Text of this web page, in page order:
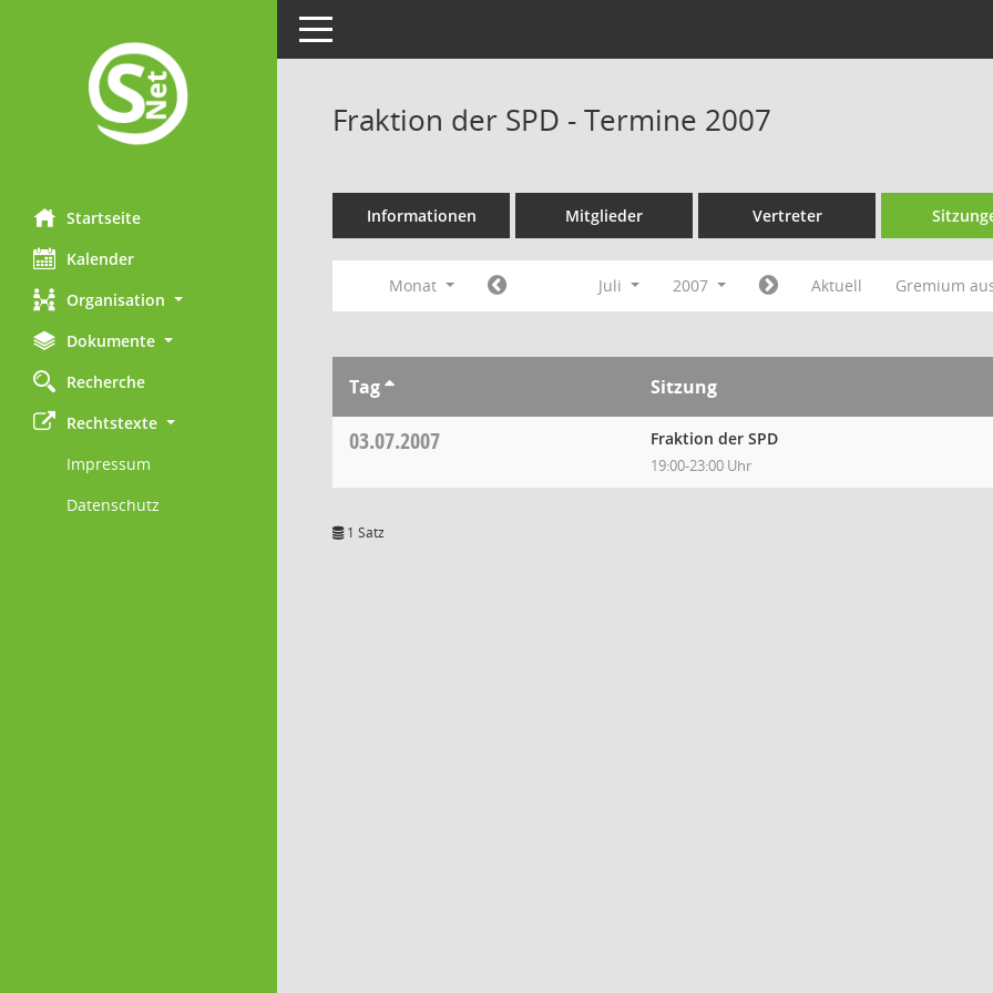
Startseite
Kalender
Organisation
Dokumente
Recherche
Rechtstexte
Impressum
Datenschutz
Toggle navigation
Fraktion der SPD - Termine 2007
Informationen Mitglieder Vertreter
Monat Juli 2007 Aktuell Gremium
Tag Sitzung
03.07.2007 Fraktion der SPD
19:00-23:00 Uhr
1 Satz